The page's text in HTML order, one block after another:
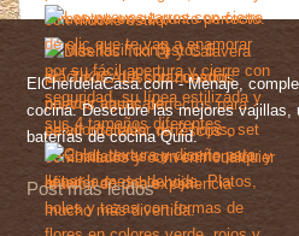
ElChefdelaCasa.com - Menaje,
cocina. Descubre las mejores
baterías de cocina Quid.
Post más leídos